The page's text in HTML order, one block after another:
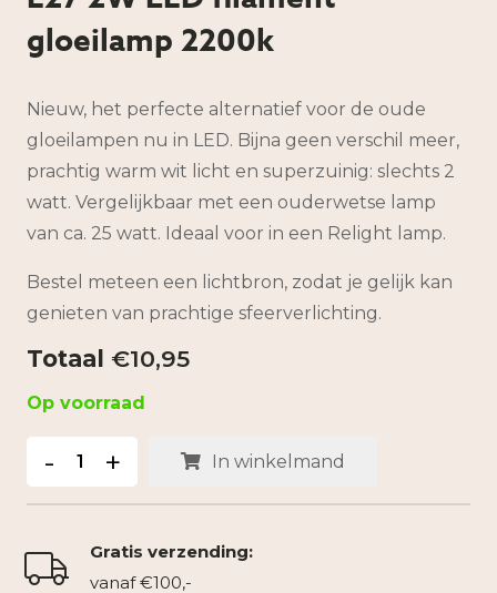
gloeilamp 2200k
Nieuw, het perfecte alternatief voor de oude
gloeilampen nu in LED. Bijna geen verschil meer,
prachtig warm wit licht en superzuinig: slechts 2
watt. Vergelijkbaar met een ouderwetse lamp
van ca. 25 watt. Ideaal voor in een Relight lamp.
Bestel meteen een lichtbron, zodat je gelijk kan
genieten van prachtige sfeerverlichting.
€10,95
Op voorraad
2W
filament
gloeilamp
- + In winkelmand
Gratis verzending:
vanaf €100,-